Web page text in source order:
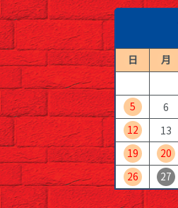
日 月
5
6
12
13
19
20
26
27